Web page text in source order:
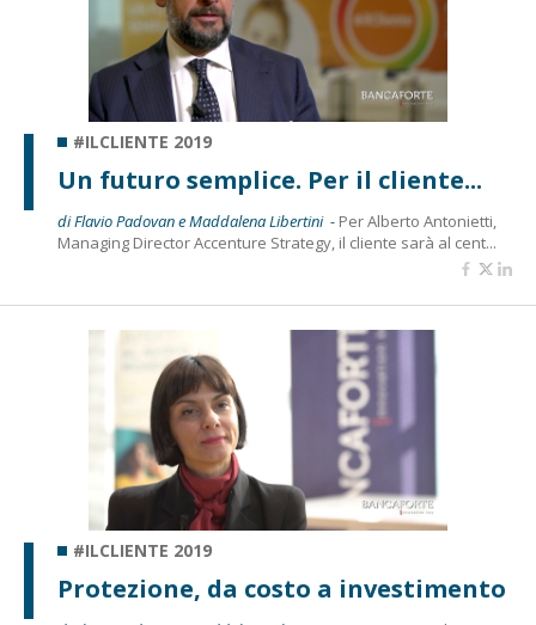
#ILCLIENTE 2019
Un futuro semplice. Per il cliente...
di Flavio Padovan e Maddalena Libertini - Per Alberto Antonietti,
Managing Director Accenture Strategy, il cliente sarà al cent...
#ILCLIENTE 2019
Protezione, da costo a investimento